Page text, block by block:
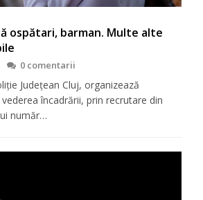
ospătari, barman. Multe alte
0 comentarii
Judeţean Cluj, organizează
încadrării, prin recrutare din
număr…